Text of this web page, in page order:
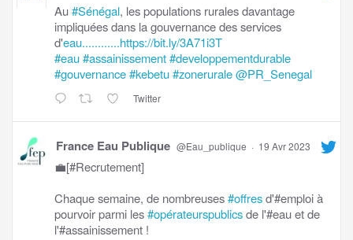
Au#Sénégal, les populations rurales davantage
impliquées dans la gouvernance des services
d'eau............https://bit.ly/3A71i3T
#eau#assainissement#developpementdurable
#gouvernance#kebetu#zonerurale@PR_Senegal
Twitter
France Eau Publique @Eau_publique · 19 Avr 2023
💼[#Recrutement]
Chaque semaine, de nombreuses#offresd'#emploi à
pourvoir parmi les#opérateurspublicsde l'#eau et de
l'#assainissement !